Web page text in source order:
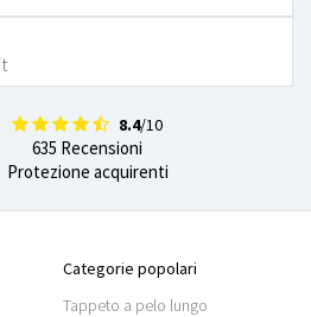
8.4/10
635 Recensioni
Protezione acquirenti
Categorie popolari
Tappeto a pelo lungo